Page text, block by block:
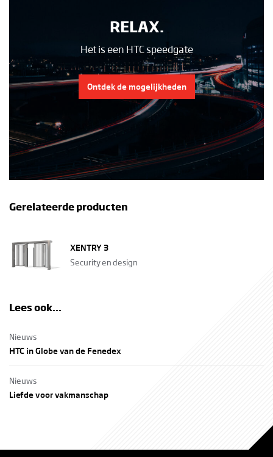
RELAX.
Het is een HTC speedgate
Ontdek de mogelijkheden
Gerelateerde producten
XENTRY 3
Security en design
Lees ook...
Nieuws
HTC in Globe van de Fenedex
Nieuws
Liefde voor vakmanschap